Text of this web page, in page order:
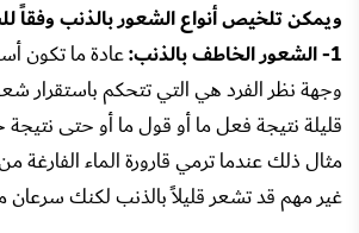
ويمكن تلخيص أنواع الشعور بالذنب وفقاً
1- الشعور الخاطف بالذنب:
عادة ما تكون
وجهة نظر الفرد هي التي تتحكم باستقرار
قليلة نتيجة فعل ما أو قول ما أو حتى
مثال ذلك عندما ترمي قارورة الماء
غير مهم قد تشعر قليلاً بالذنب لكنك سرعان